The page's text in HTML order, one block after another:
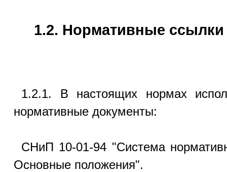
1.2. Нормативные ссылки
1.2.1. В настоящих нормах
нормативные документы:
СНиП 10-01-94 "Система
Основные положения".